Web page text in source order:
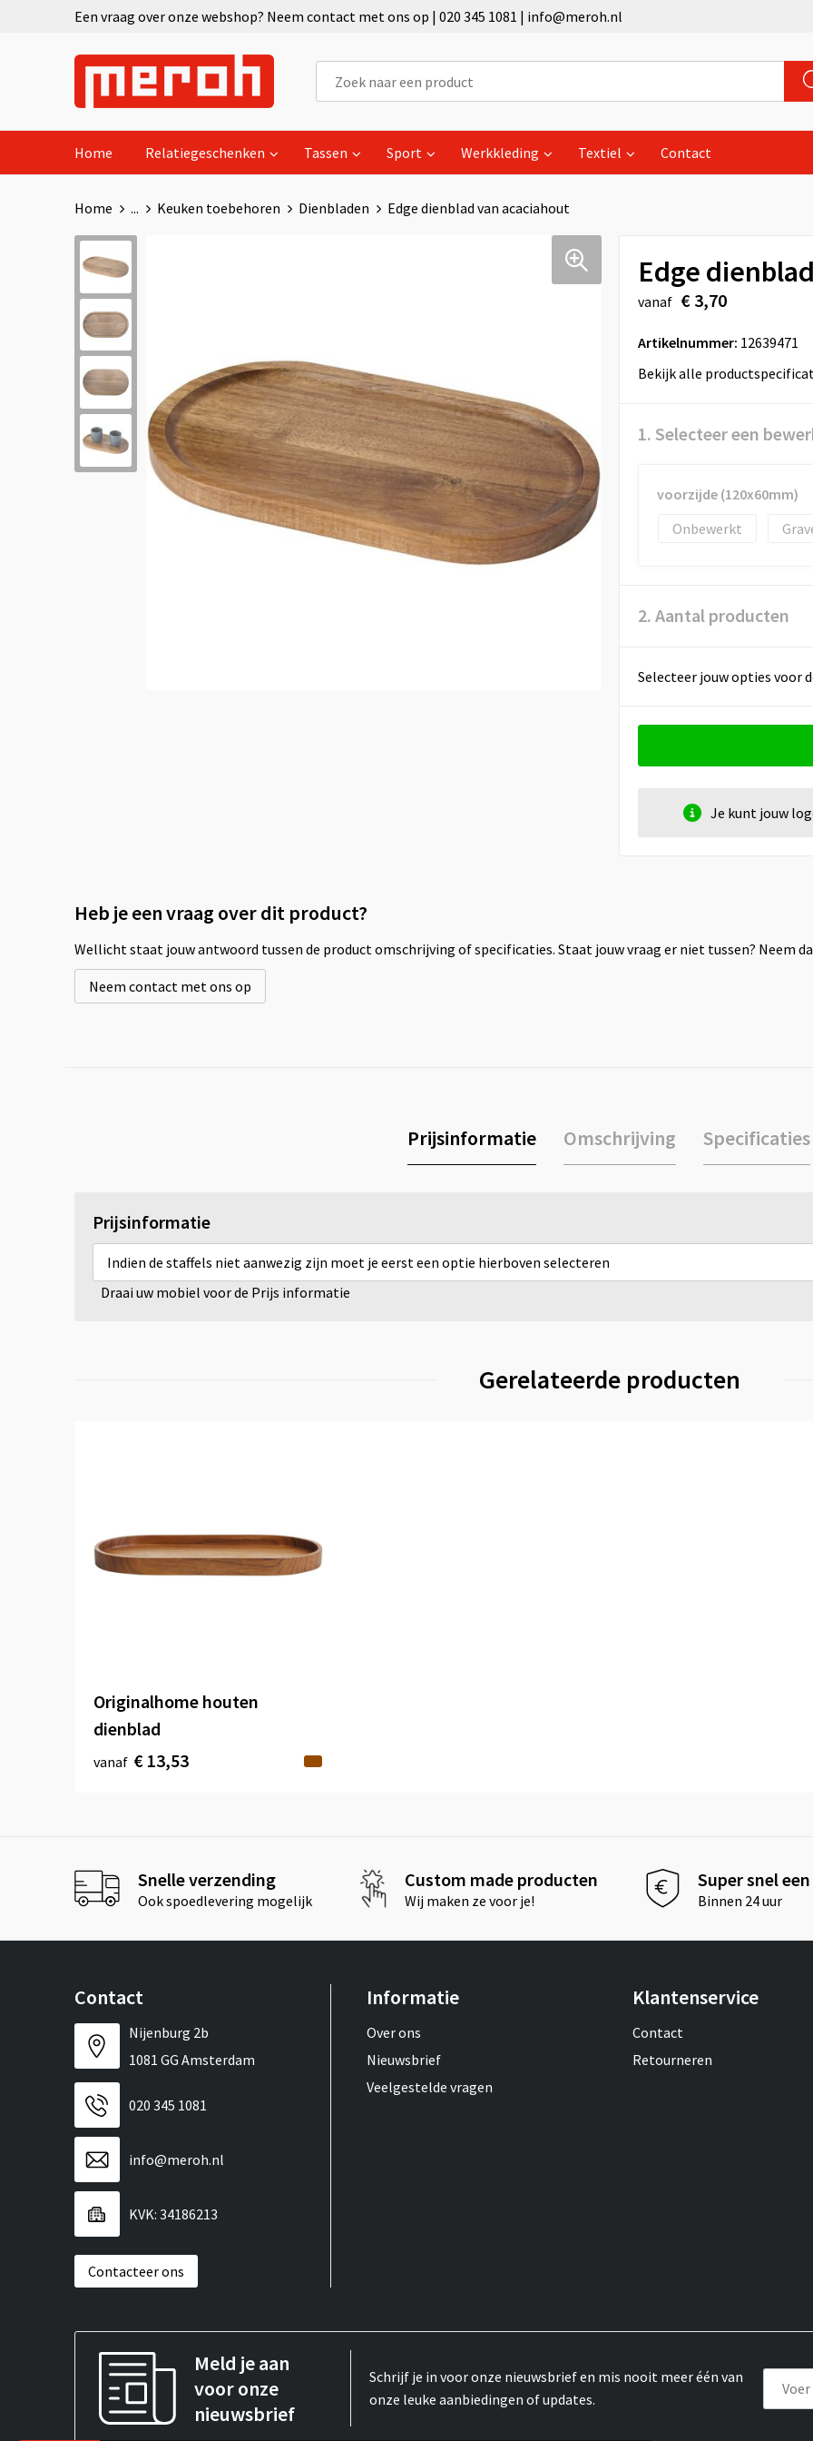
Een vraag over onze webshop? Neem contact met ons op | 020 345 1081 | info@meroh.nl
Home Relatiegeschenken Tassen Sport Werkkleding Textiel Contact
Home ... Keuken toebehoren Dienbladen Edge dienblad van acaciahout
Edge
vanaf € 3,70
Artikelnummer: 12639471
Bekijk alle
1. Selecteer een
voorzijde (120x60mm)
Onbewerkt
2. Aantal producten
Selecteer jouw opties voor
Je kunt jouw
Heb je een vraag over dit product?
Wellicht staat jouw antwoord tussen de product omschrijving of specificaties. Staat jouw vraag er niet tussen? Neem
Neem contact met ons op
Prijsinformatie Omschrijving Specificaties
Prijsinformatie
Indien de staffels niet aanwezig zijn moet je eerst een optie hierboven selecteren
Draai uw mobiel voor de Prijs informatie
Gerelateerde producten
Originalhome houten
dienblad
vanaf € 13,53
Snelle verzending
Ook spoedlevering mogelijk
Custom made producten
Wij maken ze voor je!
Super snel
Binnen 24 uur
Contact
Nijenburg 2b
1081 GG Amsterdam
020 345 1081
info@meroh.nl
KVK: 34186213
Contacteer ons
Informatie
Over ons
Nieuwsbrief
Veelgestelde vragen
Klantenservice
Contact
Retourneren
Meld je aan
voor onze
nieuwsbrief
Schrijf je in voor onze nieuwsbrief en mis nooit meer één van
onze leuke aanbiedingen of updates.